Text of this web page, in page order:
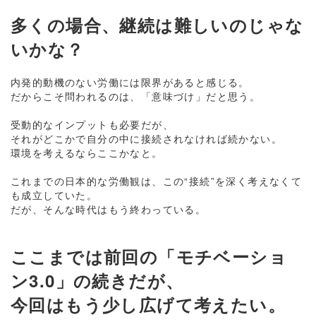
多くの場合、継続は難しいのじゃな
いかな？
内発的動機のない労働には限界があると感じる。
だからこそ問われるのは、「意味づけ」だと思う。
受動的なインプットも必要だが、
それがどこかで自分の中に接続されなければ続かない。
環境を考えるならここかなと。
これまでの日本的な労働観は、この“接続”を深く考えなくて
も成立していた。
だが、そんな時代はもう終わっている。
ここまでは前回の「モチベーショ
ン3.0」の続きだが、
今回はもう少し広げて考えたい。